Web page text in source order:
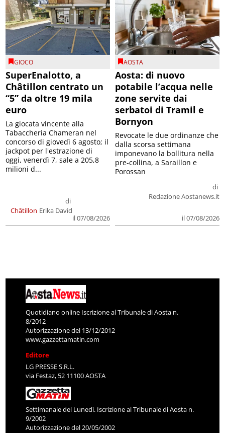
GIOCO
SuperEnalotto, a
Châtillon centrato un
“5” da oltre 19 mila
euro
Châtillon
di
Erika David
il 07/08/2026
La giocata vincente alla
Tabaccheria Chameran nel
concorso di giovedì 6 agosto; il
jackpot per l'estrazione di
oggi, venerdì 7, sale a 205,8
milioni d...
AOSTA
Aosta: di nuovo
potabile l’acqua nelle
zone servite dai
serbatoi di Tramil e
Bornyon
di
Redazione Aostanews.it
il 07/08/2026
Revocate le due ordinanze che
dalla scorsa settimana
imponevano la bollitura nella
pre-collina, a Saraillon e
Porossan
Quotidiano online Iscrizione al Tribunale di Aosta n.
8/2012
Autorizzazione del 13/12/2012
www.gazzettamatin.com
Editore
LG PRESSE S.R.L.
via Festaz, 52 11100 AOSTA
Settimanale del Lunedì. Iscrizione al Tribunale di Aosta n.
9/2002
Autorizzazione del 20/05/2002